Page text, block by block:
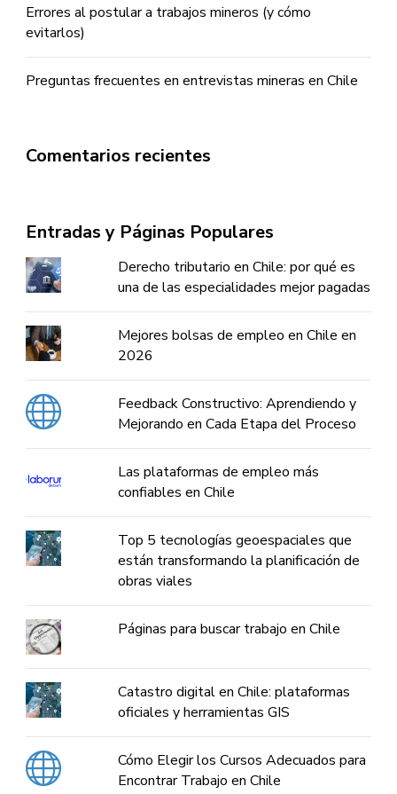
Errores al postular a trabajos mineros (y cómo
evitarlos)
Preguntas frecuentes en entrevistas mineras en Chile
Comentarios recientes
Entradas y Páginas Populares
Derecho tributario en Chile: por qué es
una de las especialidades mejor pagadas
Mejores bolsas de empleo en Chile en
2026
Feedback Constructivo: Aprendiendo y
Mejorando en Cada Etapa del Proceso
Las plataformas de empleo más
confiables en Chile
Top 5 tecnologías geoespaciales que
están transformando la planificación de
obras viales
Páginas para buscar trabajo en Chile
Catastro digital en Chile: plataformas
oficiales y herramientas GIS
Cómo Elegir los Cursos Adecuados para
Encontrar Trabajo en Chile